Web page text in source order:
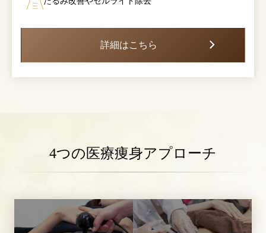
詳細はこちら
4つの医療痩身アプローチ